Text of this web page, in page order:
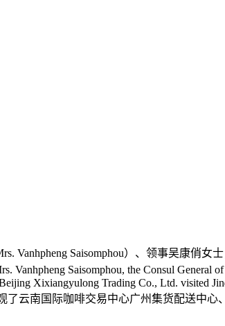
Vanhpheng Saisomphou）、领事吴康俏
Saisomphou, the Consul General of
Xixiangyulong Trading Co., Ltd. visited
观了云南国际咖啡交易中心广州集货配送